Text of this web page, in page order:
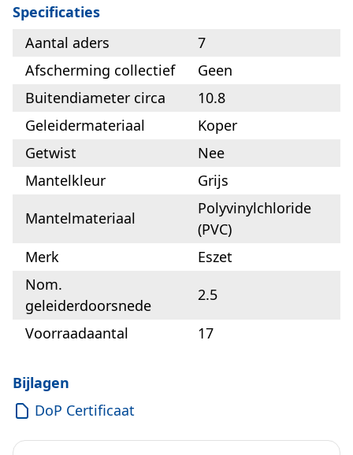
Specificaties
Aantal aders
7
Afscherming collectief
Geen
Buitendiameter circa
10.8
Geleidermateriaal
Koper
Getwist
Nee
Mantelkleur
Grijs
Mantelmateriaal
Polyvinylchloride
(PVC)
Merk
Eszet
Nom.
geleiderdoorsnede
2.5
Voorraadaantal 17
Bijlagen
DoP Certificaat